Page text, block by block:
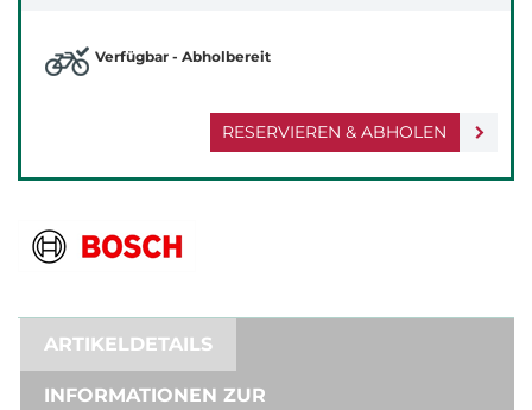
RESERVIEREN & ABHOLEN
Verfügbar - Abholbereit
ARTIKELDETAILS
INFORMATIONEN ZUR